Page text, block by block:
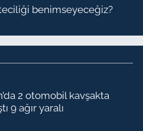
benimseyeceğiz?
2 otomobil kavşakta
9 ağır yaralı